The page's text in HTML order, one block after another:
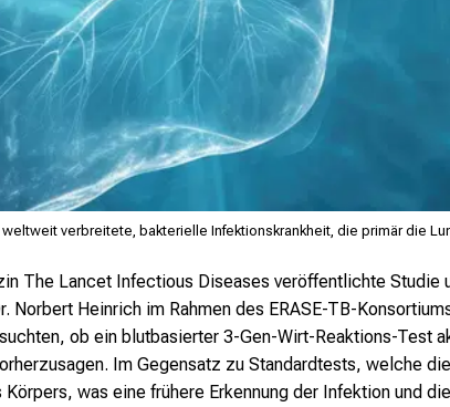
verbreitete, bakterielle Infektionskrankheit, die primär die
The Lancet Infectious Diseases veröffentlichte Studie
Norbert Heinrich im Rahmen des ERASE-TB-
ob ein blutbasierter 3-Gen-Wirt-Reaktions-Test
Im Gegensatz zu Standardtests, welche
Körpers, was eine frühere Erkennung der Infektion und